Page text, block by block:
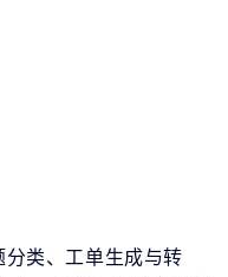
类、工单生成与转